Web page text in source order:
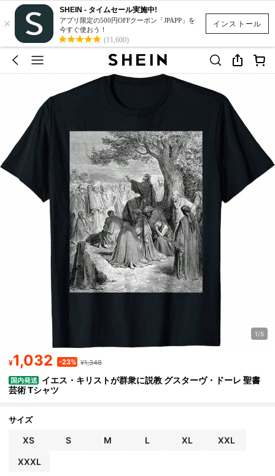
インストール
×
SHEIN - タイムセール実施中!
アプリ限定の500円OFFクーポン「JPAPP」を
今すぐ使おう！
(11,600)
1/5
¥1,032 -23% ¥1,348
国内発送 イエス・キリストが群衆に説教 グスターヴ・ドーレ 聖書
芸術 Tシャツ
サイズ
XS S M L XL XXL
XXXL